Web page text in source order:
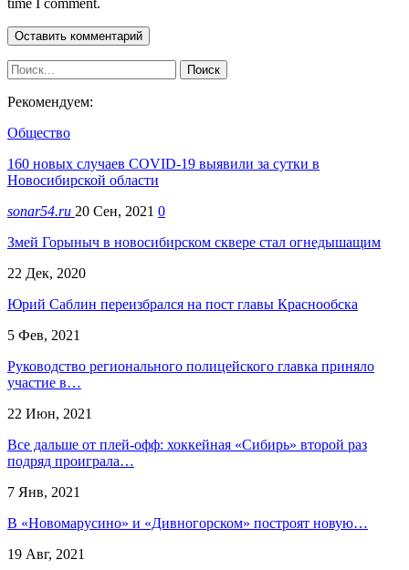
Рекомендуем:
Общество
160 новых случаев COVID-19 выявили за сутки в
Новосибирской области
sonar54.ru 20 Сен, 2021 0
Змей Горыныч в новосибирском сквере стал огнедышащим
22 Дек, 2020
Юрий Саблин переизбрался на пост главы Краснообска
5 Фев, 2021
Руководство регионального полицейского главка приняло
участие в…
22 Июн, 2021
Все дальше от плей-офф: хоккейная «Сибирь» второй раз
подряд проиграла…
7 Янв, 2021
В «Новомарусино» и «Дивногорском» построят новую…
19 Авг, 2021